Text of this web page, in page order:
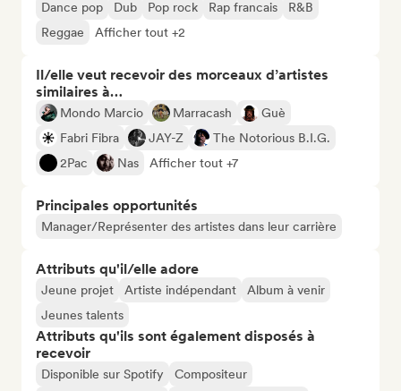
Dance pop Dub Pop rock Rap francais
R&B
Reggae
Afficher tout +2
Il/elle veut recevoir des morceaux d’artistes
similaires à…
Mondo Marcio Marracash
Guè
Fabri Fibra
JAY-Z
The Notorious B.I.G.
2Pac
Nas Afficher tout +7
Principales opportunités
Manager/Représenter des artistes dans leur carrière
Attributs qu'il/elle adore
Jeune projet Artiste indépendant
Album à venir
Jeunes talents
Attributs qu'ils sont également disposés à
recevoir
Disponible sur Spotify
Compositeur